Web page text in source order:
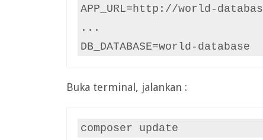
APP_URL=http://world-
...
DB_DATABASE=world-database
Buka terminal, jalankan :
composer update